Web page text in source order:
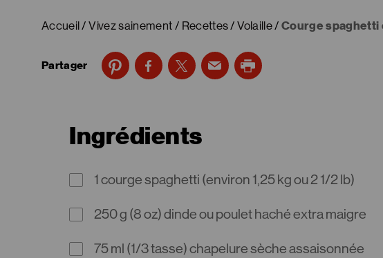
Accueil Vivez sainement Recettes Volaille Courge spaghetti
Partager
Ingrédients
1 courge spaghetti (environ 1,25 kg ou 2 1/2 lb)
250 g (8 oz) dinde ou poulet haché extra maigre
75 ml (1/3 tasse) chapelure sèche assaisonnée